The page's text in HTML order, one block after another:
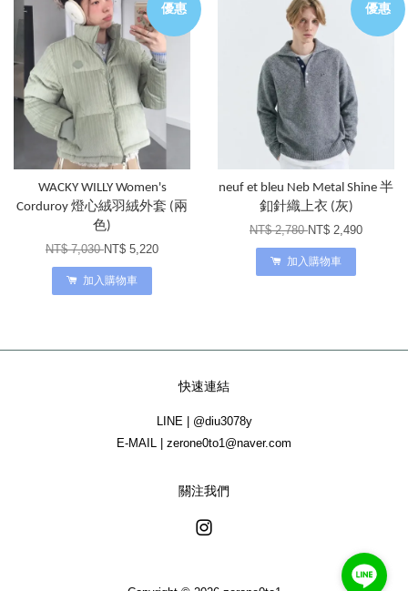
優惠
WACKY WILLY Women's
Corduroy 燈心絨羽絨外套 (兩
色)
NT$ 7,030NT$ 5,220
加入購物車
優惠
neuf et bleu Neb Metal Shine 半
釦針織上衣 (灰)
NT$ 2,780NT$ 2,490
加入購物車
快速連結
LINE | @diu3078y
E-MAIL | zerone0to1@naver.com
關注我們